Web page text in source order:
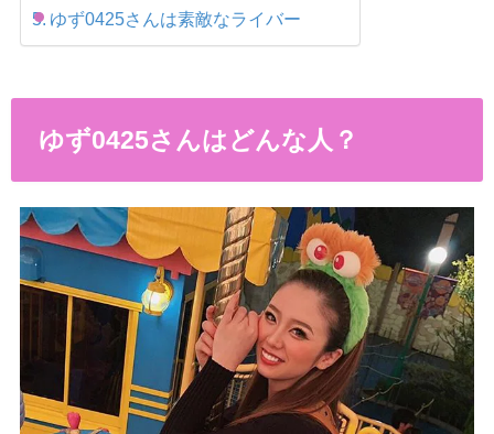
ゆず0425さんは素敵なライバー
ゆず0425さんはどんな人？